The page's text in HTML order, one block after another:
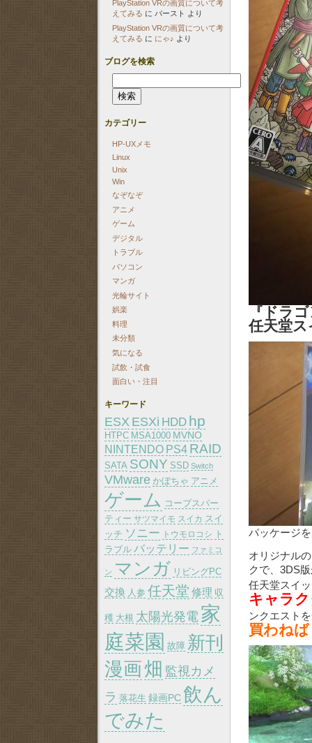
『ドラ
任天堂
パッケージ
オリジナル
クで、3DS
任天堂スイ
キャラ
ンクエスト
買わね
PlayStation VRの画質について考
えてみる に バースト より
PlayStation VRの画質について考
えてみる に にゃ♪ より
ブログを検索
索:
カテゴリー
HP-UXメモ
Linux
Unix
Win
なぞなぞ
アニメ
ゲーム
デジタル
トラブル
パソコン
マンガ
光輪サイト
娯楽
料理
未分類
気になる
試飲・試食
面白い・注目
キーワード
ESX ESXi HDD hp
HTPC MSA1000 MVNO
NINTENDO PS4 RAID
SATA SONY SSD Switch
VMware かぼちゃ アニメ
ゲーム コープスパー
ティー サツマイモ スイカ スイ
ッチ ソニー トウモロコシ
ト
ラブル バッテリー ファミコ
ン マンガ リビングPC
交換 人参 任天堂 修理 収
穫 大根 太陽光発電 家
庭菜園 故障 新刊
漫画畑 監視カメ
ラ 落花生 録画PC飲ん
でみた